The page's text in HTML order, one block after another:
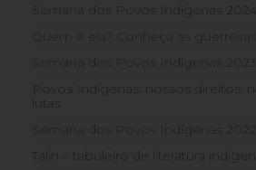
Semana dos Povos Indígenas 2024
Quem é ela? Conheça as
Semana dos Povos Indígenas 2023
Povos Indígenas: nossos direitos,
lutas
Semana dos Povos Indígenas 2022
Talin – tabuleiro de literatura